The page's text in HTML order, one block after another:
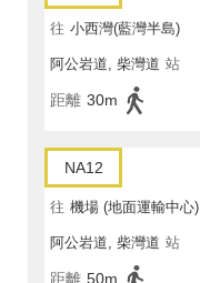
往 小西灣(藍灣半島)
阿公岩道, 柴灣道 站
距離 30m
NA12
往 機場 (地面運輸中心)
阿公岩道, 柴灣道 站
距離 50m